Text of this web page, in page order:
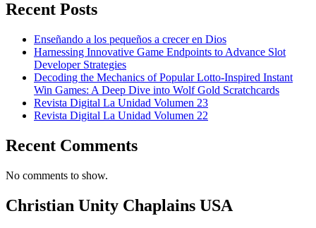
Recent Posts
Enseñando a los pequeños a crecer en Dios
Harnessing Innovative Game Endpoints to Advance Slot
Developer Strategies
Decoding the Mechanics of Popular Lotto-Inspired Instant
Win Games: A Deep Dive into Wolf Gold Scratchcards
Revista Digital La Unidad Volumen 23
Revista Digital La Unidad Volumen 22
Recent Comments
No comments to show.
Christian Unity Chaplains USA